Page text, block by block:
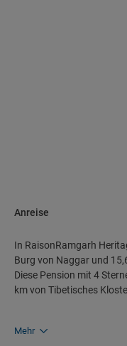
Anreise
In RaisonRamgarh
Burg von Naggar und
Diese Pension mit 4
km von Tibetisches
Mehr